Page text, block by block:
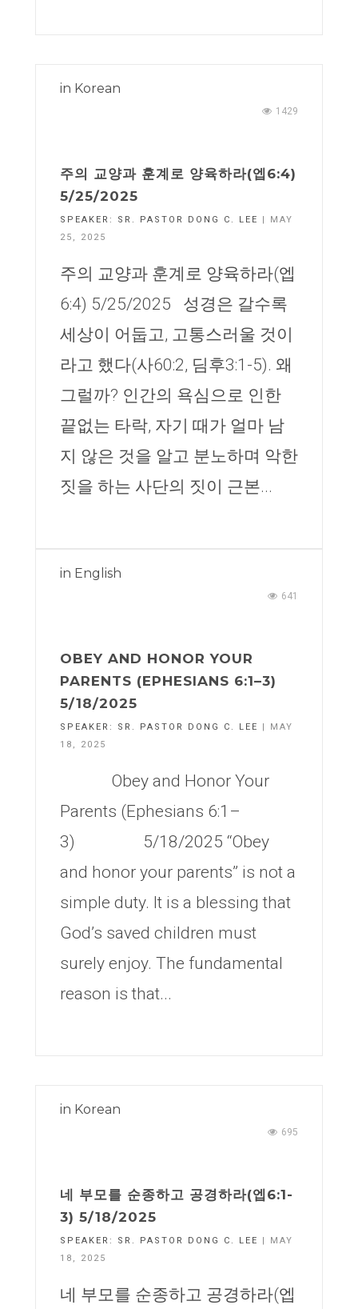
in Korean
1429
주의 교양과 훈계로 양육하라(엡6:4)
5/25/2025
SPEAKER: SR. PASTOR DONG C. LEE
| MAY
25, 2025
주의 교양과 훈계로 양육하라(엡
6:4) 5/25/2025 성경은 갈수록
세상이 어둡고, 고통스러울 것이
라고 했다(사60:2, 딤후3:1-5). 왜
그럴까? 인간의 욕심으로 인한
끝없는 타락, 자기 때가 얼마 남
지 않은 것을 알고 분노하며 악한
짓을 하는 사단의 짓이 근본...
in English
641
OBEY AND HONOR YOUR
PARENTS (EPHESIANS 6:1–3)
5/18/2025
SPEAKER: SR. PASTOR DONG C. LEE
| MAY
18, 2025
Obey and Honor Your
Parents (Ephesians 6:1–
3) 5/18/2025 “Obey
and honor your parents” is not a
simple duty. It is a blessing that
God’s saved children must
surely enjoy. The fundamental
reason is that...
in Korean
695
네 부모를 순종하고 공경하라(엡6:1-
3) 5/18/2025
SPEAKER: SR. PASTOR DONG C. LEE
| MAY
18, 2025
네 부모를 순종하고 공경하라(엡